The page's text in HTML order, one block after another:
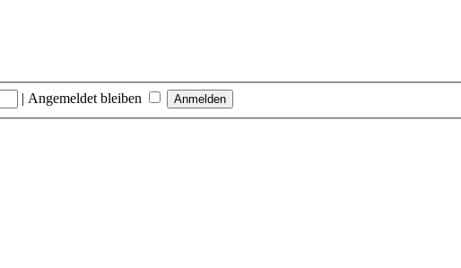
| Angemeldet bleiben